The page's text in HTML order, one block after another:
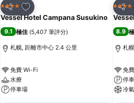
分享
放到收藏夾
4 星級 酒店
Vessel Hotel Campana Susukino
9.1 極佳 (5,407 筆評分)
札幌, 距離市中心 2.4 公里
免費 Wi-Fi
水療
停車場
分享
4 星級
8.9
札
免
停
冷氣